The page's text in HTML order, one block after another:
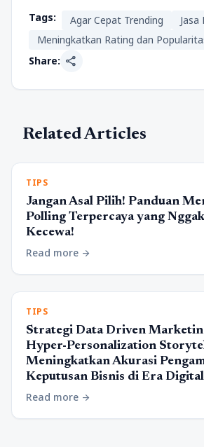
Tags: Agar Cepat Trending
Jasa
Meningkatkan Rating dan
Share: share
Related Articles
TIPS
Jangan Asal Pilih! Panduan
Polling Terpercaya yang
Kecewa!
Read more arrow_forward
TIPS
Strategi Data Driven
Hyper-Personalization
Meningkatkan Akurasi
Keputusan Bisnis di Era
Read more arrow_forward